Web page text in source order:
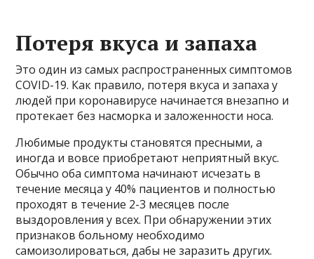
Потеря вкуса и запаха
Это один из самых распространенных симптомов
COVID-19. Как правило, потеря вкуса и запаха у
людей при коронавирусе начинается внезапно и
протекает без насморка и заложенности носа.
Любимые продукты становятся пресными, а
иногда и вовсе приобретают неприятный вкус.
Обычно оба симптома начинают исчезать в
течение месяца у 40% пациентов и полностью
проходят в течение 2-3 месяцев после
выздоровления у всех. При обнаружении этих
признаков больному необходимо
самоизолироваться, дабы не заразить других.